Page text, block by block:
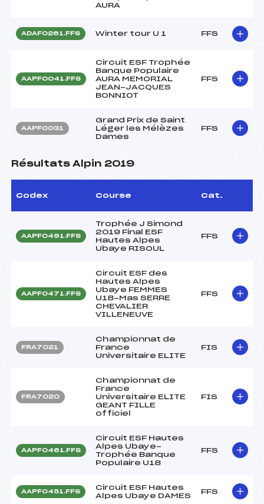
AURA
ADAF0261.FFS Winter tour U 1 FFS
AAPF0041.FFS
Circuit ESF Trophée
Banque Populaire
AURA MEMORIAL
JEAN-JACQUES
BONNIOT
FFS
AAPF0031
Grand Prix de Saint
Léger les Mélèzes
Dames
FFS
Résultats Alpin 2019
Codex Course Cat.
AAPF0491.FFS
Trophée J Simond
2019 Final ESF
Hautes Alpes
Ubaye RISOUL
FFS
AAPF0471.FFS
Circuit ESF des
Hautes Alpes
Ubaye FEMMES
U18-Mas SERRE
CHEVALIER
VILLENEUVE
FFS
FRA7021
Championnat de
France
Universitaire ELITE
FIS
FRA7020
Championnat de
France
Universitaire ELITE
GEANT FILLE
officiel
FIS
AAPF0461.FFS
Circuit ESF Hautes
Alpes Ubaye-
Trophée Banque
Populaire U18
FFS
AAPF0451.FFS
Circuit ESF Hautes
Alpes Ubaye DAMES
FFS